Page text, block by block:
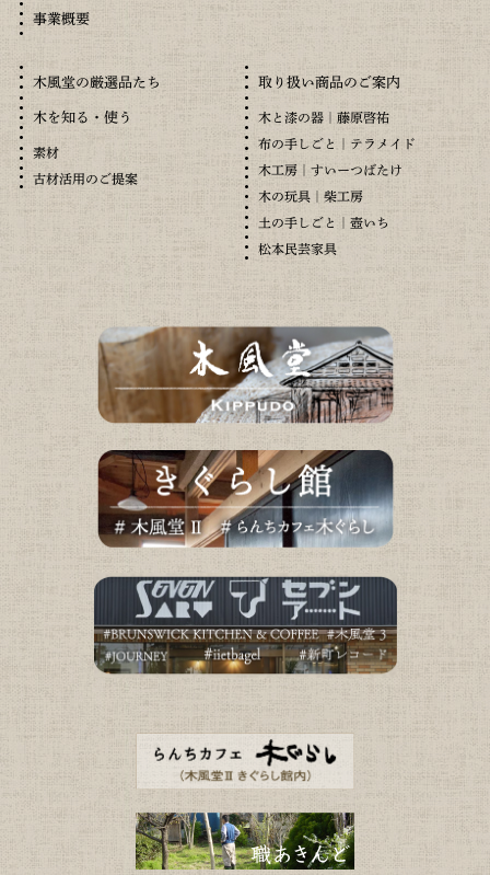
事業概要
木風堂の厳選品たち
木を知る・使う
素材
古材活用のご提案
取り扱い商品のご案内
木と漆の器｜藤原啓祐
布の手しごと｜テラメイド
木工房｜すいーつばたけ
木の玩具｜柴工房
土の手しごと｜壺いち
松本民芸家具